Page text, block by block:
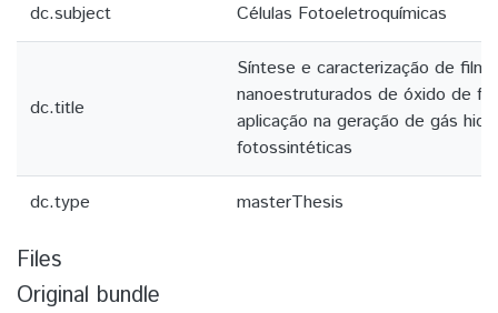
dc.subject Células Fotoeletroquímicas
dc.title
Síntese e caracterização de
nanoestruturados de óxido de
aplicação na geração de gás
fotossintéticas
dc.type masterThesis
Files
Original bundle